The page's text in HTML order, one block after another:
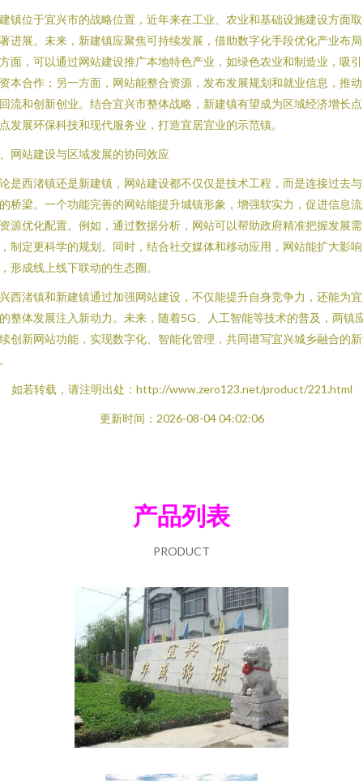
镇位于宜兴市的战略位置，近年来在工业、农业和基础设施建设方面
进展。未来，新建镇应聚焦可持续发展，借助数字化手段优化产业布
面，可以通过网站建设推广本地特色产业，如绿色农业和制造业，吸
本合作；另一方面，网站能整合资源，发布发展规划和就业信息，推
流和创新创业。结合宜兴市整体战略，新建镇有望成为区域经济增长
发展环保科技和现代服务业，打造宜居宜业的示范镇。
网站建设与区域发展的协同效应
是西渚镇还是新建镇，网站建设都不仅仅是技术工程，而是连接过去
桥梁。一个功能完善的网站能提升城镇形象，增强软实力，促进信息
源优化配置。例如，通过数据分析，网站可以帮助政府精准把握发展需
制定更科学的规划。同时，结合社交媒体和移动应用，网站能扩大影响
形成线上线下联动的生态圈。
西渚镇和新建镇通过加强网站建设，不仅能提升自身竞争力，还能为
整体发展注入新动力。未来，随着5G、人工智能等技术的普及，两镇
创新网站功能，实现数字化、智能化管理，共同谱写宜兴城乡融合的
如若转载，请注明出处：http://www.zero123.net/product/221.html
更新时间：2026-08-04 04:02:06
产品列表
PRODUCT